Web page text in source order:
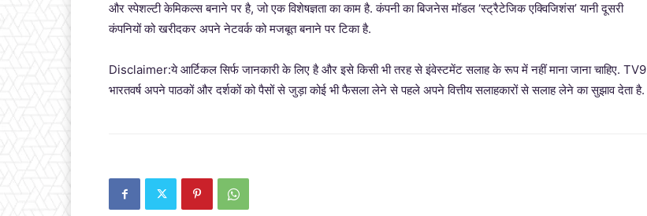
और स्पेशल्टी केमिकल्स बनाने पर है, जो एक विशेषज्ञता का काम है. कंपनी का बिजनेस मॉडल ‘स्ट्रैटेजिक एक्विजिशंस’ यानी दूसरी
कंपनियों को खरीदकर अपने नेटवर्क को मजबूत बनाने पर टिका है.
Disclaimer:ये आर्टिकल सिर्फ जानकारी के लिए है और इसे किसी भी तरह से इंवेस्टमेंट सलाह के रूप में नहीं माना जाना चाहिए. TV9
भारतवर्ष अपने पाठकों और दर्शकों को पैसों से जुड़ा कोई भी फैसला लेने से पहले अपने वित्तीय सलाहकारों से सलाह लेने का सुझाव देता है.